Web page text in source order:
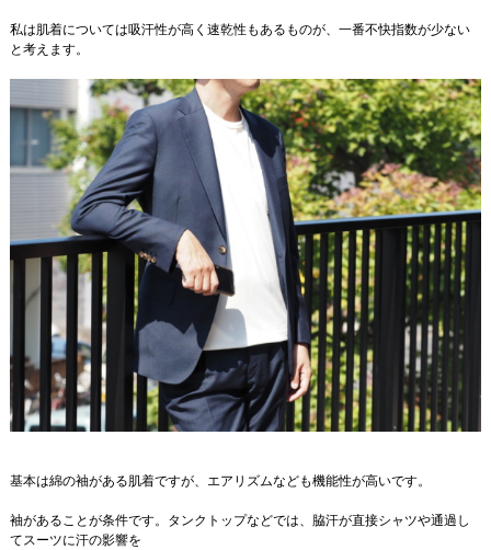
私は肌着については吸汗性が高く速乾性もあるものが、一番不快指数が少ない
と考えます。
基本は綿の袖がある肌着ですが、エアリズムなども機能性が高いです。
袖があることが条件です。タンクトップなどでは、脇汗が直接シャツや通過し
てスーツに汗の影響を